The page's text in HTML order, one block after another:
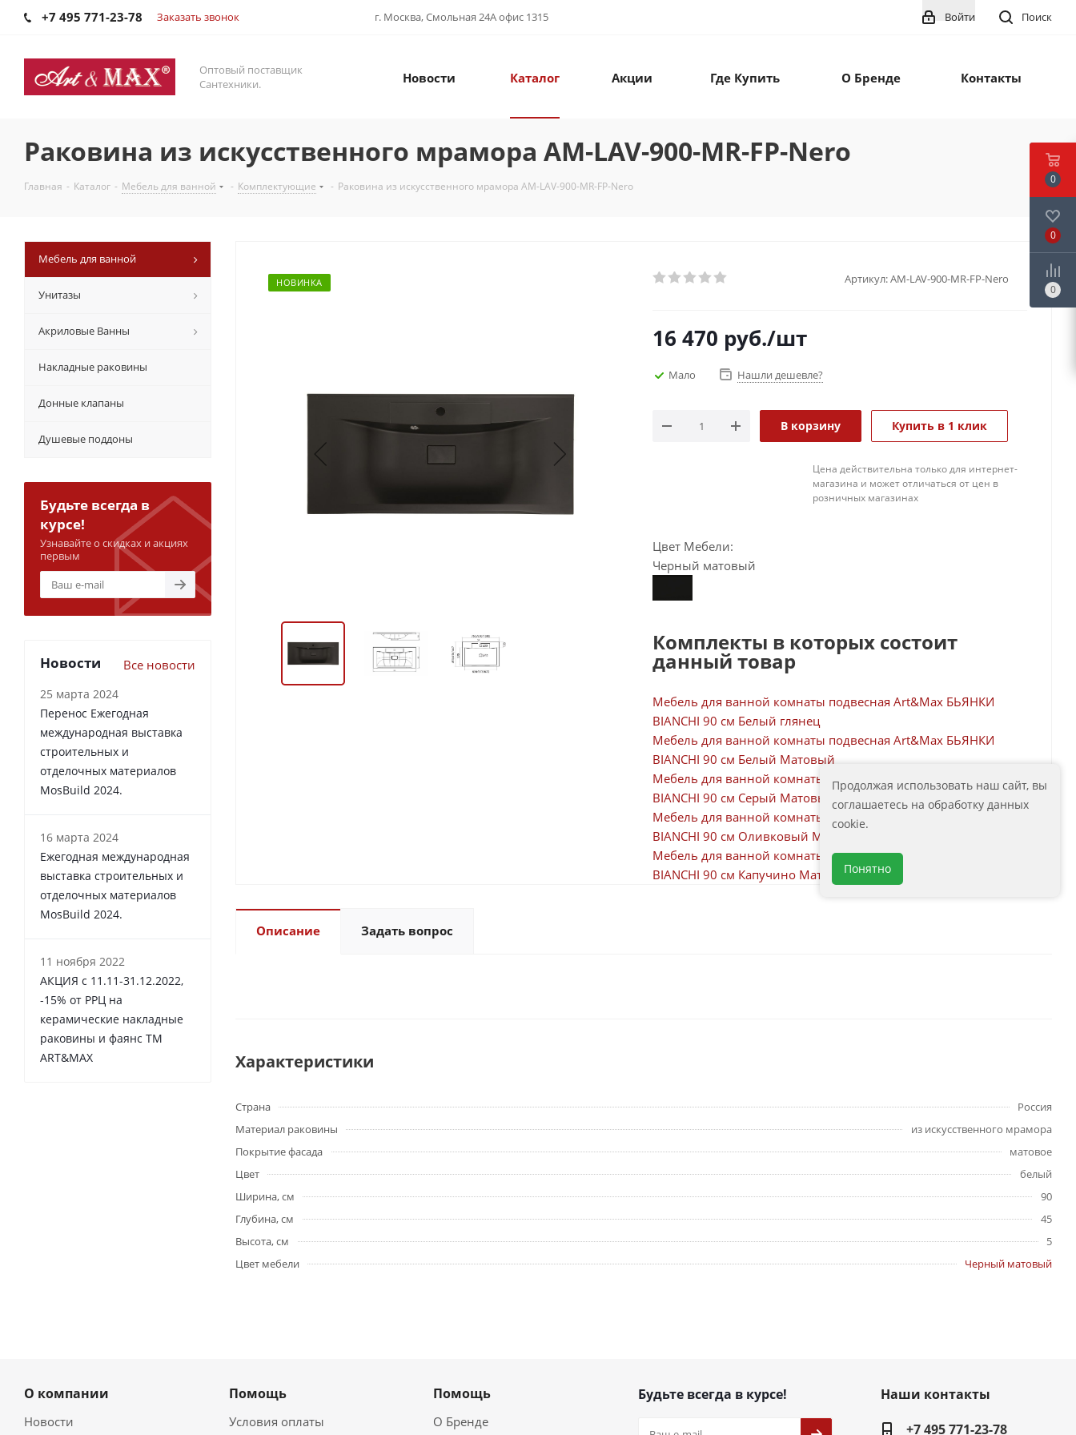
+7 495 771-23-78 Заказать звонок г. Москва, Смольная 24А офис 1315 Поиск
Войти
Оптовый поставщик
Сантехники.
Новости Каталог Акции Где Купить О Бренде Контакты
Раковина из искусственного мрамора AM-LAV-900-MR-FP-Nero
Главная - Каталог - Мебель для ванной - Комплектующие - Раковина из искусственного мрамора AM-LAV-900-MR-FP-Nero
НОВИНКА Артикул:AM-LAV-900-MR-FP-Nero
16 470 руб./шт
Мало Нашли дешевле?
В корзину Купить в 1 клик
Цена действительна только для интернет-
магазина и может отличаться от цен в
розничных магазинах
Цвет Мебели:
Черный матовый
Комплекты в которых состоит
данный товар
Мебель для ванной комнаты подвесная Art&Max БЬЯНКИ
BIANCHI 90 см Белый глянец
Мебель для ванной комнаты подвесная Art&Max БЬЯНКИ
BIANCHI 90 см Белый Матовый
Мебель для ванной комнаты подвесная Art&Max БЬЯНКИ
BIANCHI 90 см Серый Матовый
Мебель для ванной комнаты подвесная Art&Max БЬЯНКИ
BIANCHI 90 см Оливковый Матовый
Мебель для ванной комнаты подвесная Art&Max БИАНКИ
BIANCHI 90 см Капучино Матовый
Описание Задать вопрос
Характеристики
Страна
Россия
Материал раковины
из искусственного мрамора
Покрытие фасада
матовое
Цвет
белый
Ширина, см
90
Глубина, см
45
Высота, см
5
Цвет мебели
Черный матовый
Мебель для ванной
Унитазы
Акриловые Ванны
Накладные раковины
Донные клапаны
Душевые поддоны
Будьте всегда в
курсе!
Узнавайте о скидках и акциях
первым
Новости Все новости
25 марта 2024
Перенос Ежегодная
международная выставка
строительных и
отделочных материалов
MosBuild 2024.
16 марта 2024
Ежегодная международная
выставка строительных и
отделочных материалов
MosBuild 2024.
11 ноября 2022
АКЦИЯ с 11.11-31.12.2022,
-15% от РРЦ на
керамические накладные
раковины и фаянс ТМ
ART&MAX
О компании
Новости
Помощь
Условия оплаты
Помощь
О Бренде
Будьте всегда в курсе!
Наши контакты
+7 495 771-23-78
0
0
0
Продолжая использовать наш сайт, вы
соглашаетесь на обработку данных
cookie.
Понятно